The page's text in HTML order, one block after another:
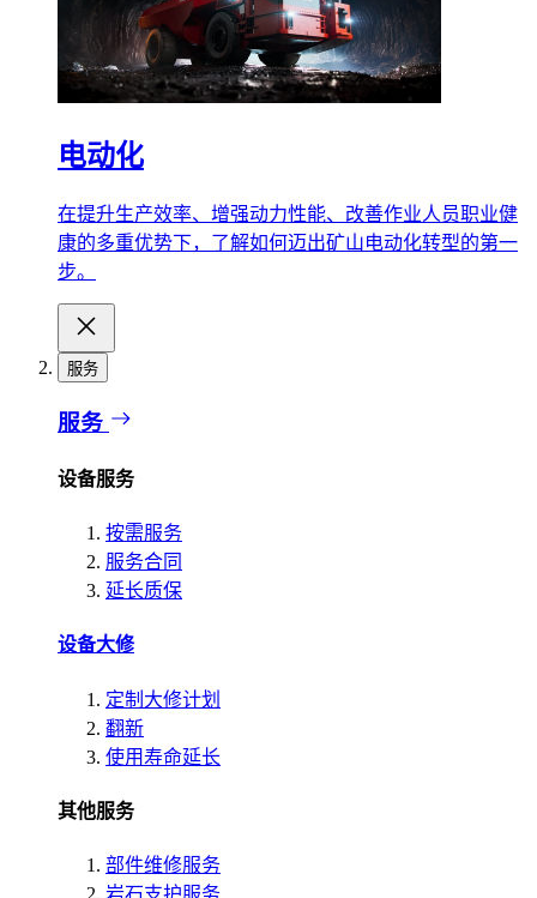
电动化
在提升生产效率、增强动力性能、改善作业人员职业健
康的多重优势下，了解如何迈出矿山电动化转型的第一
步。
服务
服务
设备服务
按需服务
服务合同
延长质保
设备大修
定制大修计划
翻新
使用寿命延长
其他服务
部件维修服务
岩石支护服务